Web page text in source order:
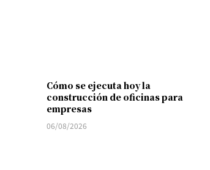
Cómo se ejecuta hoy la
construcción de oficinas para
empresas
06/08/2026